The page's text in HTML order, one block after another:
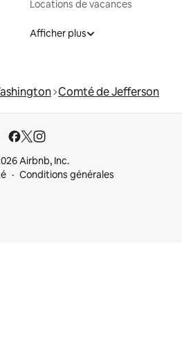
Locations de vacances
Afficher plus
Comté de Jefferson
Airbnb, Inc.
Conditions générales